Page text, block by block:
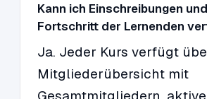
Kann ich Einschreibungen
Fortschritt der Lernenden
Ja. Jeder Kurs verfügt
Mitgliederübersicht mit